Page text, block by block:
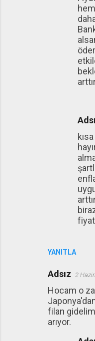
YANITLA
Adsız 2
Hocam o
filan
arıyor.